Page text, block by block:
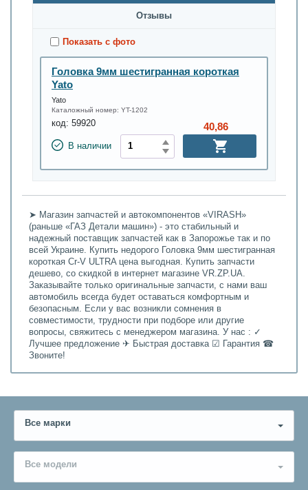
Oтзывы
Показать с фото
Головка 9мм шестигранная короткая
Yato
Yato
Каталожный номер: YT-1202
код: 59920
В наличии
40,86
➤ Магазин запчастей и автокомпонентов «VIRASH»
(раньше «ГАЗ Детали машин») - это стабильный и
надежный поставщик запчастей как в Запорожье так и по
всей Украине. Купить недорого Головка 9мм шестигранная
короткая Cr-V ULTRA цена выгодная. Купить запчасти
дешево, со скидкой в интернет магазине VR.ZP.UA.
Заказывайте только оригинальные запчасти, с нами ваш
автомобиль всегда будет оставаться комфортным и
безопасным. Если у вас возникли сомнения в
совместимости, трудности при подборе или другие
вопросы, свяжитесь с менеджером магазина. У нас : ✓
Лучшее предложение ✈ Быстрая доставка ☑ Гарантия ☎
Звоните!
Все марки
Все модели